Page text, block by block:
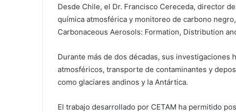
Desde Chile, el Dr. Francisco Cereceda, director
química atmosférica y monitoreo de carbono
Carbonaceous Aerosols: Formation, Distribution
Durante más de dos décadas, sus investigaciones
atmosféricos, transporte de contaminantes y
como glaciares andinos y la Antártica.
El trabajo desarrollado por CETAM ha permitido